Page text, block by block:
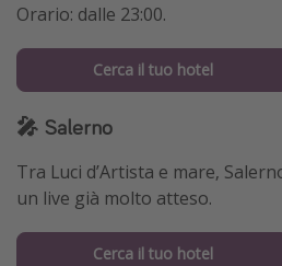
Orario: dalle 23:00.
Cerca il tuo hotel
🎤 Salerno
Tra Luci d’Artista e mare,
un live già molto atteso.
Cerca il tuo hotel